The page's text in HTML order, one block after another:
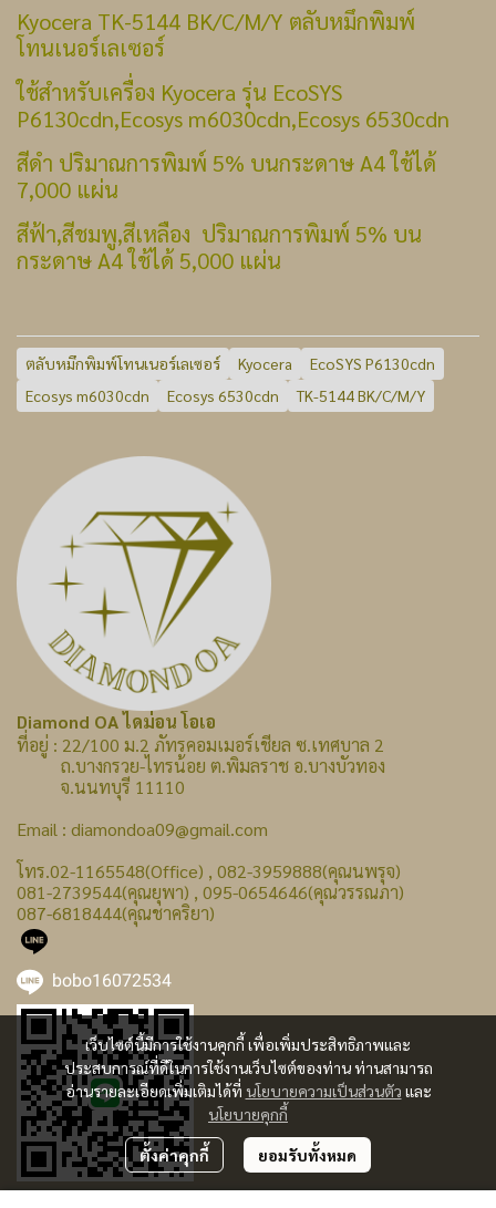
Kyocera TK-5144 BK/C/M/Y ตลับหมึกพิมพ์
โทนเนอร์เลเซอร์
ใช้สำหรับเครื่อง Kyocera รุ่น EcoSYS
P6130cdn,Ecosys m6030cdn,Ecosys 6530cdn
สีดำ ปริมาณการพิมพ์ 5% บนกระดาษ A4 ใช้ได้
7,000 แผ่น
สีฟ้า,สีชมพู,สีเหลือง ปริมาณการพิมพ์ 5% บน
กระดาษ A4 ใช้ได้ 5,000 แผ่น
ตลับหมึกพิมพ์โทนเนอร์เลเซอร์ Kyocera
EcoSYS P6130cdn
Ecosys m6030cdn
Ecosys 6530cdn TK-5144 BK/C/M/Y
เว็บไซต์นี้มีการใช้งานคุกกี้ เพื่อเพิ่มประสิทธิภาพและ
ประสบการณ์ที่ดีในการใช้งานเว็บไซต์ของท่าน ท่านสามารถ
อ่านรายละเอียดเพิ่มเติมได้ที่ นโยบายความเป็นส่วนตัว และ
นโยบายคุกกี้
ตั้งค่าคุกกี้ ยอมรับทั้งหมด
Diamond OA ไดม่อน โอเอ
ที่อยู่ : 22/100 ม.2 ภัทรคอมเมอร์เชียล ซ.เทศบาล 2
ถ.บางกรวย-ไทรน้อย ต.พิมลราช อ.บางบัวทอง
จ.นนทบุรี 11110
Email : diamondoa09@gmail.com
โทร.02-1165548(Office) , 082-3959888(คุณนพรุจ)
081-2739544(คุณยุพา) , 095-0654646(คุณวรรณภา)
087-6818444(คุณชาคริยา)
bobo16072534